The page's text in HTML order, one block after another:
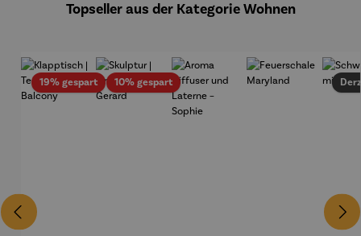
Topseller aus der Kategorie Wohnen
19% gespartRabatt10% gespartRabatt